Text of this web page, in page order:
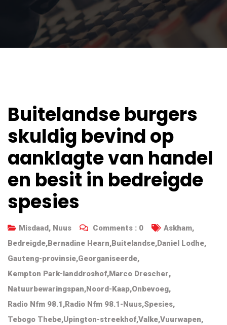
Buitelandse burgers
skuldig bevind op
aanklagte van handel
en besit in bedreigde
spesies
Misdaad, Nuus Comments : 0 Askham,
Bedreigde,Bernadine Hearn,Buitelandse,Daniel Lodhe,
Gauteng-provinsie,Georganiseerde,
Kempton Park-landdroshof,Marco Drescher,
Natuurbewaringspan,Noord-Kaap,Onbevoeg,
Radio Nfm 98.1,Radio Nfm 98.1-Nuus,Spesies,
Tebogo Thebe,Upington-streekhof,Valke,Vuurwapen,